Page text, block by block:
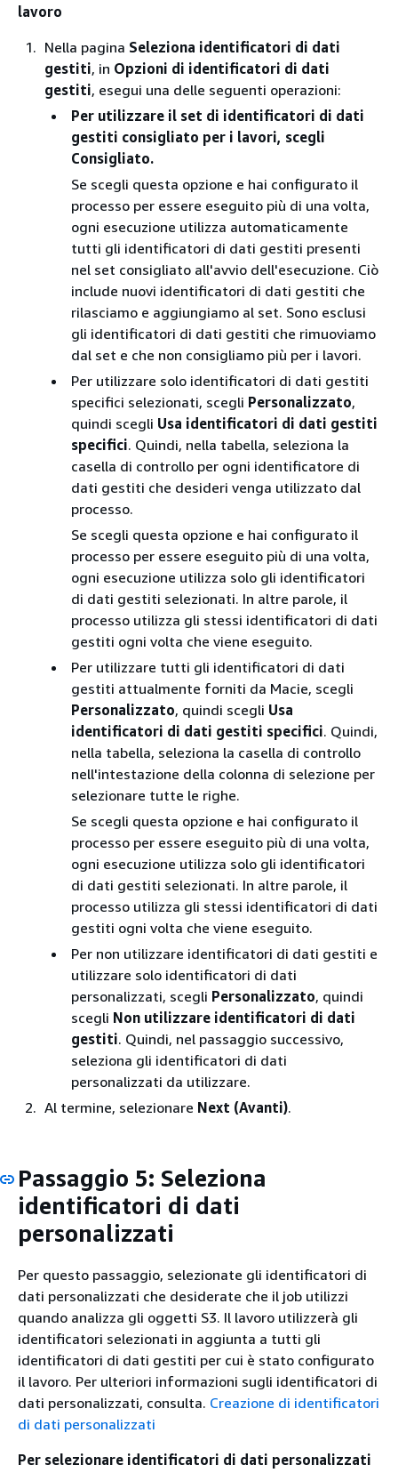
lavoro
Nella pagina Seleziona identificatori di dati
gestiti, in Opzioni di identificatori di dati
gestiti, esegui una delle seguenti operazioni:
Per utilizzare il set di identificatori di dati
gestiti consigliato per i lavori, scegli
Consigliato.
Se scegli questa opzione e hai configurato il
processo per essere eseguito più di una volta,
ogni esecuzione utilizza automaticamente
tutti gli identificatori di dati gestiti presenti
nel set consigliato all'avvio dell'esecuzione. Ciò
include nuovi identificatori di dati gestiti che
rilasciamo e aggiungiamo al set. Sono esclusi
gli identificatori di dati gestiti che rimuoviamo
dal set e che non consigliamo più per i lavori.
Per utilizzare solo identificatori di dati gestiti
specifici selezionati, scegli Personalizzato,
quindi scegli Usa identificatori di dati gestiti
specifici. Quindi, nella tabella, seleziona la
casella di controllo per ogni identificatore di
dati gestiti che desideri venga utilizzato dal
processo.
Se scegli questa opzione e hai configurato il
processo per essere eseguito più di una volta,
ogni esecuzione utilizza solo gli identificatori
di dati gestiti selezionati. In altre parole, il
processo utilizza gli stessi identificatori di dati
gestiti ogni volta che viene eseguito.
Per utilizzare tutti gli identificatori di dati
gestiti attualmente forniti da Macie, scegli
Personalizzato, quindi scegli Usa
identificatori di dati gestiti specifici. Quindi,
nella tabella, seleziona la casella di controllo
nell'intestazione della colonna di selezione per
selezionare tutte le righe.
Se scegli questa opzione e hai configurato il
processo per essere eseguito più di una volta,
ogni esecuzione utilizza solo gli identificatori
di dati gestiti selezionati. In altre parole, il
processo utilizza gli stessi identificatori di dati
gestiti ogni volta che viene eseguito.
Per non utilizzare identificatori di dati gestiti e
utilizzare solo identificatori di dati
personalizzati, scegli Personalizzato, quindi
scegli Non utilizzare identificatori di dati
gestiti. Quindi, nel passaggio successivo,
seleziona gli identificatori di dati
personalizzati da utilizzare.
Al termine, selezionare Next (Avanti).
Passaggio 5: Seleziona
identificatori di dati
personalizzati
Per questo passaggio, selezionate gli identificatori di
dati personalizzati che desiderate che il job utilizzi
quando analizza gli oggetti S3. Il lavoro utilizzerà gli
identificatori selezionati in aggiunta a tutti gli
identificatori di dati gestiti per cui è stato configurato
il lavoro. Per ulteriori informazioni sugli identificatori di
dati personalizzati, consulta. Creazione di identificatori
di dati personalizzati
Per selezionare identificatori di dati personalizzati